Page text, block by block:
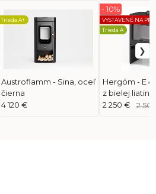
Austroflamm - Sina, oceľ
čierna
Trieda A+
4 120 €
Hergóm - E
z bielej liatiny)
VYSTAVENÉ NA
Trieda A
- 10%
2 250 € 2